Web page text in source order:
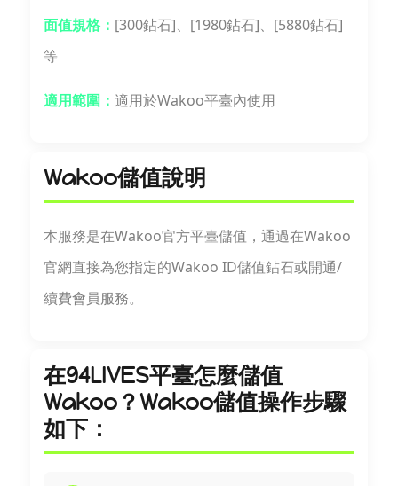
面值規格： [300鉆石]、[1980鉆石]、[5880鉆石]
等
適用範圍： 適用於Wakoo平臺內使用
Wakoo儲值說明
本服務是在Wakoo官方平臺儲值，通過在Wakoo
官網直接為您指定的Wakoo ID儲值鉆石或開通/
續費會員服務。
在94LIVES平臺怎麼儲值
Wakoo？Wakoo儲值操作步驟
如下：